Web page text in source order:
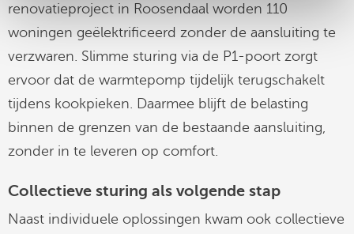
renovatieproject in Roosendaal worden 110
woningen geëlektrificeerd zonder de aansluiting te
verzwaren. Slimme sturing via de P1-poort zorgt
ervoor dat de warmtepomp tijdelijk terugschakelt
tijdens kookpieken. Daarmee blijft de belasting
binnen de grenzen van de bestaande aansluiting,
zonder in te leveren op comfort.
Collectieve sturing als volgende stap
Naast individuele oplossingen kwam ook collectieve